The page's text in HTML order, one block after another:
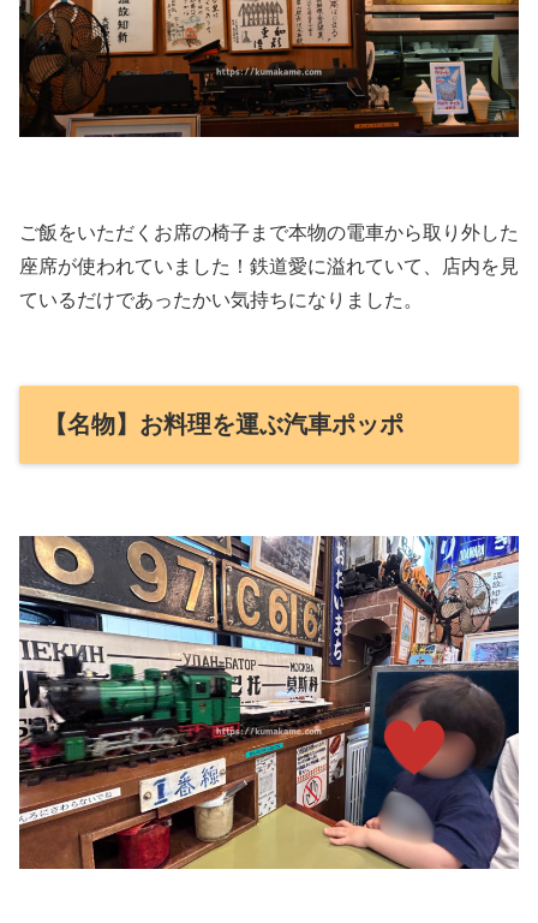
ご飯をいただくお席の椅子まで本物の電車から取り外した
座席が使われていました！鉄道愛に溢れていて、店内を見
ているだけであったかい気持ちになりました。
【名物】お料理を運ぶ汽車ポッポ